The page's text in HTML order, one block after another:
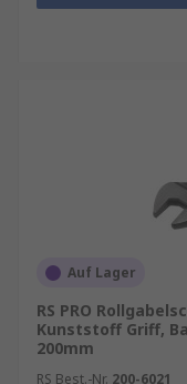
Auf Lager
RS PRO
Kunststoff Griff,
200mm
RS Best.-Nr. 200-6021